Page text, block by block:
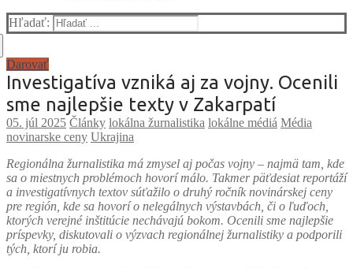
Hľadať:
Darovať
Investigatíva vzniká aj za vojny. Ocenili
sme najlepšie texty v Zakarpatí
Články lokálna žurnalistika lokálne médiá Média
novinarske ceny Ukrajina
Regionálna žurnalistika má zmysel aj počas vojny – najmä tam, kde
sa o miestnych problémoch hovorí málo. Takmer päťdesiat reportáží
a investigatívnych textov súťažilo o druhý ročník novinárskej ceny
pre región, kde sa hovorí o nelegálnych výstavbách, či o ľuďoch,
ktorých verejné inštitúcie nechávajú bokom. Ocenili sme najlepšie
príspevky, diskutovali o výzvach regionálnej žurnalistiky a podporili
tých, ktorí ju robia.